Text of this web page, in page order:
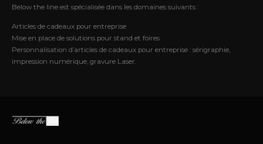
Below the line est spécialisée dans les domaines suivants :
Articles de cadeaux pour entreprise
Mise en place de solutions pour stand et foires
Personnalisation d’articles de cadeaux pour entreprise : sérigraphie,
impression numérique, gravure Laser.